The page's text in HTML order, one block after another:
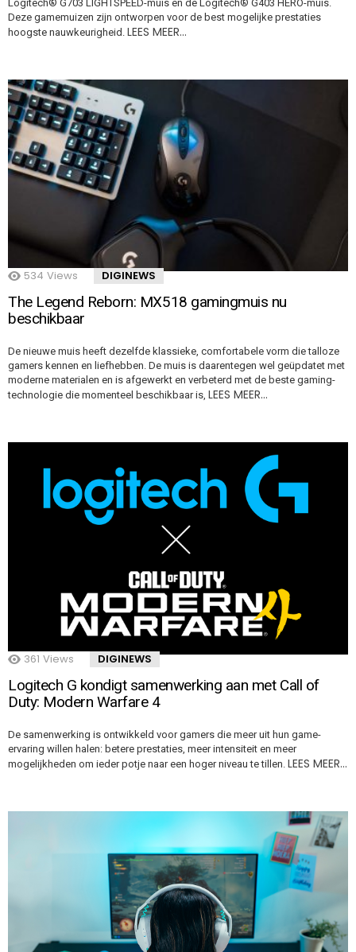
Logitech® G703 LIGHTSPEED-muis en de Logitech® G403 HERO-muis.
Deze gamemuizen zijn ontworpen voor de best mogelijke prestaties
hoogste nauwkeurigheid. LEES MEER…
534 Views DIGINEWS
The Legend Reborn: MX518 gamingmuis nu
beschikbaar
De nieuwe muis heeft dezelfde klassieke, comfortabele vorm die talloze
gamers kennen en liefhebben. De muis is daarentegen wel geüpdatet met
moderne materialen en is afgewerkt en verbeterd met de beste gaming-
technologie die momenteel beschikbaar is, LEES MEER…
361 Views DIGINEWS
Logitech G kondigt samenwerking aan met Call of
Duty: Modern Warfare 4
De samenwerking is ontwikkeld voor gamers die meer uit hun game-
ervaring willen halen: betere prestaties, meer intensiteit en meer
mogelijkheden om ieder potje naar een hoger niveau te tillen. LEES MEER…